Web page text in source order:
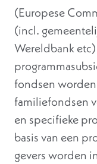
(Europese
(incl.
Wereldbank
fondsen
familiefondsen
en specifieke
basis van een
gevers worden